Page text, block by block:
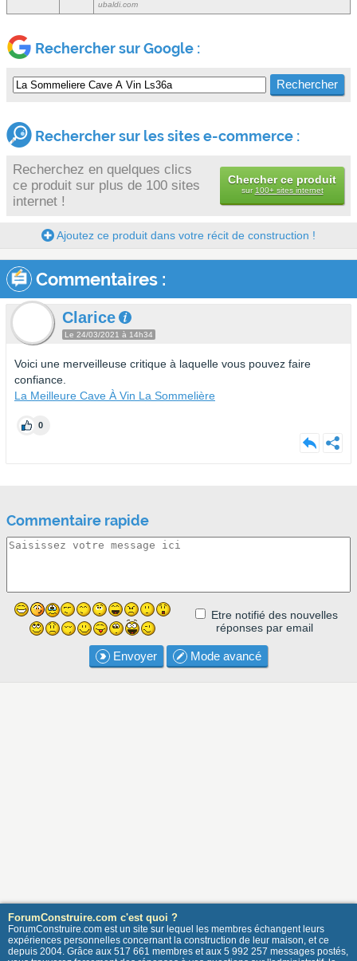
ubaldi.com
Rechercher sur Google :
Rechercher sur les sites e-commerce :
Recherchez en quelques clics
ce produit sur plus de 100 sites
internet !
Chercher ce produit
sur 100+ sites internet
Ajoutez ce produit dans votre récit de construction !
Commentaires :
Clarice
Le 24/03/2021 à 14h34
Voici une merveilleuse critique à laquelle vous pouvez faire
confiance.
La Meilleure Cave À Vin La Sommelière
0
Commentaire rapide
Etre notifié des nouvelles
réponses par email
Envoyer Mode avancé
ForumConstruire.com c'est quoi ?
ForumConstruire.com est un site sur lequel les membres échangent leurs
expériences personnelles concernant la construction de leur maison, et ce
depuis 2004. Grâce aux 517 661 membres et aux 5 992 257 messages postés,